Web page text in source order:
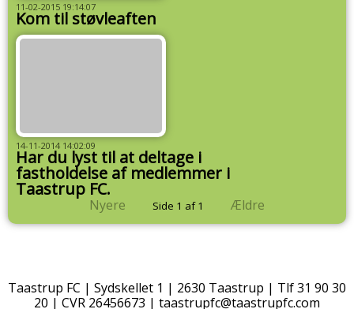
11-02-2015 19:14:07
Kom til støvleaften
14-11-2014 14:02:09
Har du lyst til at deltage i
fastholdelse af medlemmer i
Taastrup FC.
Nyere Side 1 af 1 Ældre
Taastrup FC | Sydskellet 1 | 2630 Taastrup | Tlf 31 90 30
20 | CVR 26456673 | taastrupfc@taastrupfc.com